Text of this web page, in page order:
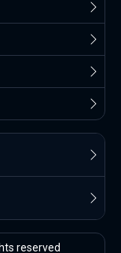
reserved